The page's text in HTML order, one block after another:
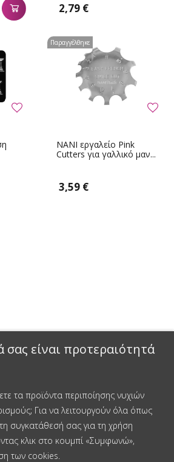
σας είναι προτεραιότητά
τα προϊόντα περιποίησης νυχιών
Για να λειτουργούν όλα όπως
συγκατάθεσή σας για τη χρήση
κλικ στο κουμπί «Συμφωνώ»,
των cookies.
2,79 €
NANI εργαλείο Pink
Cutters για γαλλικό μαν...
3,59 €
Παραγγέλθηκε